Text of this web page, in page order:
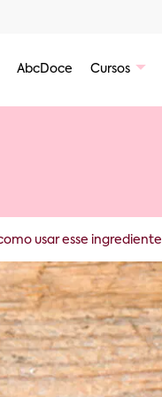
AbcDoce Cursos
usar esse ingrediente